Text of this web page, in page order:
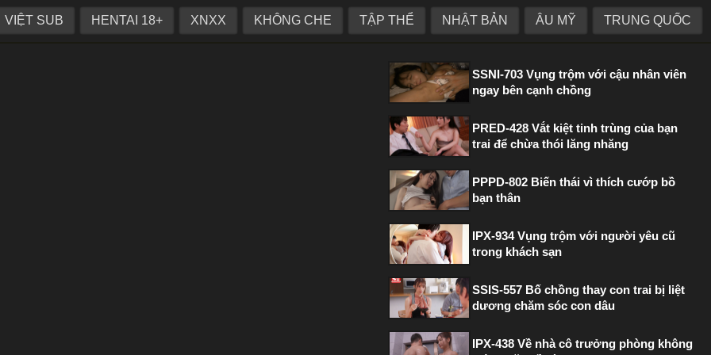
VIỆT SUB HENTAI 18+ XNXX KHÔNG CHE TẬP THỂ NHẬT BẢN ÂU MỸ TRUNG QUỐC
về nhà ngủ chung PHIM HOT TRONG TUẦN
SSNI-703 Vụng trộm với cậu nhân viên
ngay bên cạnh chồng
PRED-428 Vắt kiệt tinh trùng của bạn
trai để chừa thói lăng nhăng
PPPD-802 Biến thái vì thích cướp bồ
bạn thân
IPX-934 Vụng trộm với người yêu cũ
trong khách sạn
SSIS-557 Bố chồng thay con trai bị liệt
dương chăm sóc con dâu
IPX-438 Về nhà cô trưởng phòng không